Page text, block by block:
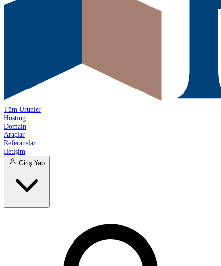
Tüm Ürünler
Hosting
Domain
Araçlar
Referanslar
İletişim
Giriş Yap